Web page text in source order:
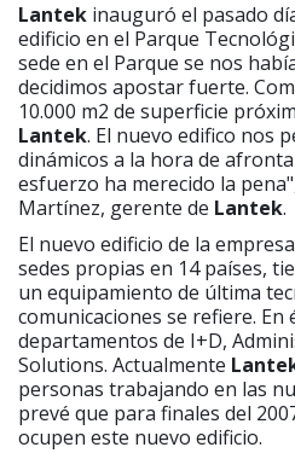
Lantek inauguró el pasado
edificio en el Parque
sede en el Parque se nos
decidimos apostar fuerte.
10.000 m2 de superficie
Lantek. El nuevo edifico nos
dinámicos a la hora de
esfuerzo ha merecido la
Martínez, gerente de Lantek.
El nuevo edificio de la
sedes propias en 14 países,
un equipamiento de última
comunicaciones se refiere. En
departamentos de I+D,
Solutions. Actualmente
personas trabajando en las
prevé que para finales del
ocupen este nuevo edificio.